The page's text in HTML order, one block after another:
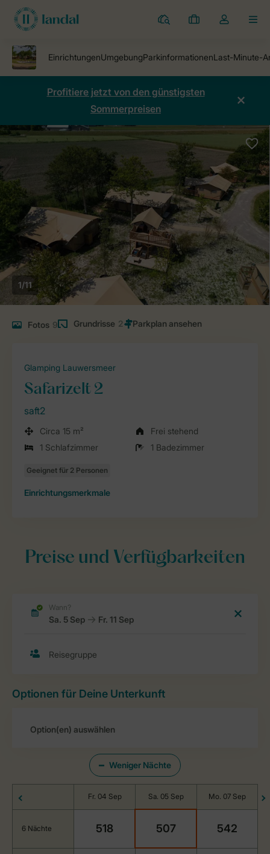
Ferienparks
Meine
Dropdown-
öffnen
Profitiere jetzt von den günstigsten
Sommerpreisen
1/11
Fotos 9 Grundrisse 2
Glamping Lauwersmeer
Safarizelt 2
saft2
Circa 15 m²
Frei stehend
1 Schlafzimmer
1 Badezimmer
Einrichtungsmerkmale
Preise und Verfügbarkeiten
Optionen für Deine Unterkunft
Weniger Nächte
Fr. 04 Sep Sa. 05 Sep Mo. 07 Sep
6 Nächte 518 507 542